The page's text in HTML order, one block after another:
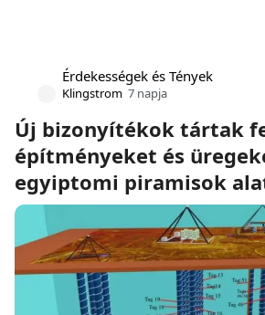
Érdekességek és Tények
Klingstrom 7 napja
Új bizonyítékok tártak
építményeket és
egyiptomi piramisok